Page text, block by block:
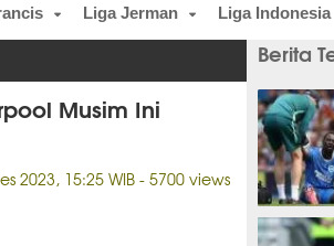
Liga Jerman Liga Indonesia
Musim Ini
2023, 15:25 WIB- 5700 views
Berita
1 menit